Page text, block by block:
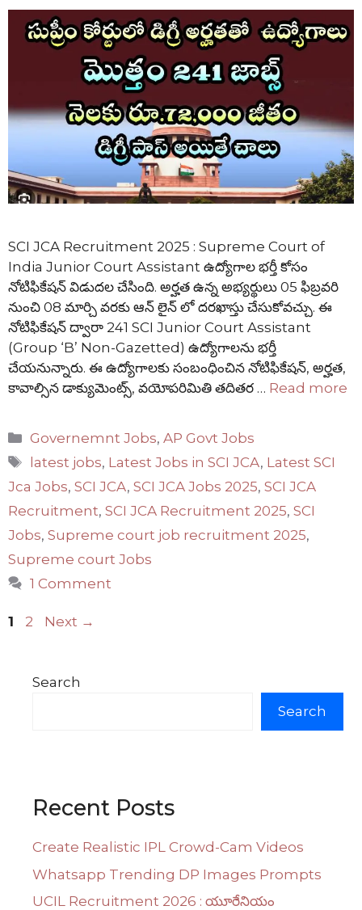
SCI JCA Recruitment 2025 : Supreme Court of
India Junior Court Assistant ఉద్యోగాల భర్తీ కోసం
నోటిఫికేషన్ విడుదల చేసింది. అర్హత ఉన్న అభ్యర్థులు 05 ఫిబ్రవరి
నుంచి 08 మార్చి వరకు ఆన్ లైన్ లో దరఖాస్తు చేసుకోవచ్చు. ఈ
నోటిఫికేషన్ ద్వారా 241 SCI Junior Court Assistant
(Group ‘B’ Non-Gazetted) ఉద్యోగాలను భర్తీ
చేయనున్నారు. ఈ ఉద్యోగాలకు సంబంధించిన నోటిఫికేషన్, అర్హత,
కావాల్సిన డాక్యుమెంట్స్, వయోపరిమితి తదితర … Read more
Categories
Governemnt Jobs,AP Govt Jobs
Tags
latest jobs, Latest Jobs in SCI JCA, Latest SCI
Jca Jobs, SCI JCA, SCI JCA Jobs 2025, SCI JCA
Recruitment, SCI JCA Recruitment 2025, SCI
Jobs, Supreme court job recruitment 2025,
Supreme court Jobs
1 Comment
Page
1 Page
2 Next →
Search
Search
Recent Posts
Create Realistic IPL Crowd-Cam Videos
Whatsapp Trending DP Images Prompts
UCIL Recruitment 2026 : యూరేనియం